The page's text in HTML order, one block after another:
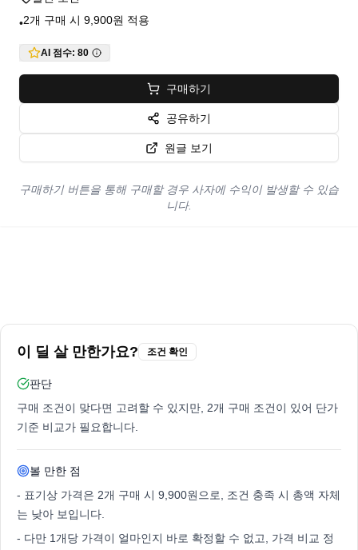
•2개 구매 시 9,900원 적용
AI 점수: 80
구매하기
공유하기
원글 보기
구매하기 버튼을 통해 구매할 경우 사자에 수익이 발생할 수 있습
니다.
이 딜 살 만한가요? 조건 확인
판단
구매 조건이 맞다면 고려할 수 있지만, 2개 구매 조건이 있어 단가
기준 비교가 필요합니다.
볼 만한 점
- 표기상 가격은 2개 구매 시 9,900원으로, 조건 충족 시 총액 자체
는 낮아 보입니다.
- 다만 1개당 가격이 얼마인지 바로 확정할 수 없고, 가격 비교 정